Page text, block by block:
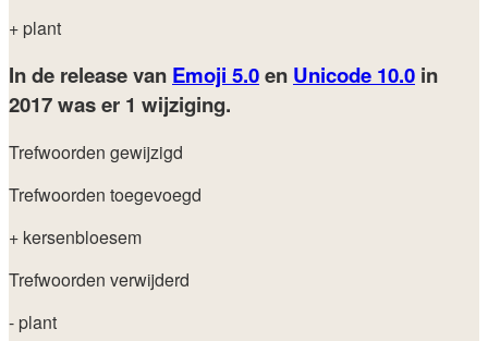
+ plant
In de release van Emoji 5.0en Unicode 10.0 in
2017was er 1 wijziging.
Trefwoorden gewijzigd
Trefwoorden toegevoegd
+ kersenbloesem
Trefwoorden verwijderd
- plant